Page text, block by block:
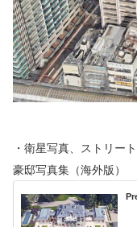
・衛星写真、ストリー
豪邸写真集（海外版）